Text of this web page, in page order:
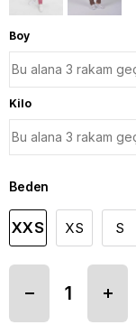
Boy
Kilo
Beden
XXS XS S